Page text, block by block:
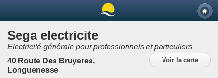
Sega electricite
Electricité générale pour professionnels et particuliers
Voir la carte
40 Route Des Bruyeres,
Longuenesse